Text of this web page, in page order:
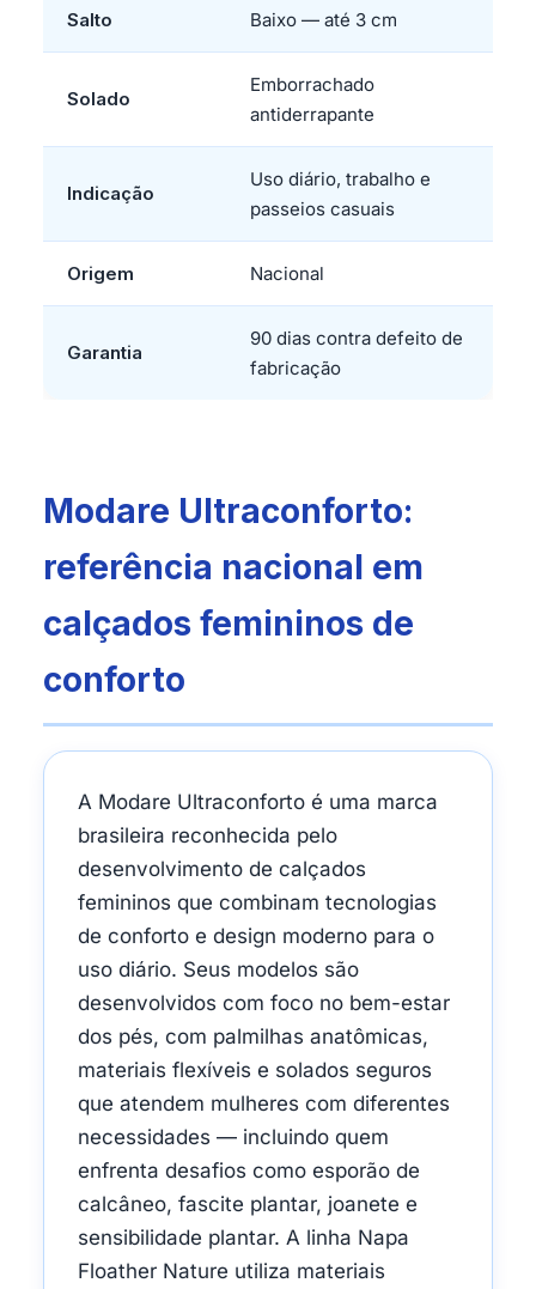
Salto Baixo — até 3 cm
Solado
Emborrachado
antiderrapante
Indicação
Uso diário, trabalho e
passeios casuais
Origem Nacional
Garantia
90 dias contra defeito de
fabricação
Modare Ultraconforto:
referência nacional em
calçados femininos de
conforto
A Modare Ultraconforto é uma marca
brasileira reconhecida pelo
desenvolvimento de calçados
femininos que combinam tecnologias
de conforto e design moderno para o
uso diário. Seus modelos são
desenvolvidos com foco no bem-estar
dos pés, com palmilhas anatômicas,
materiais flexíveis e solados seguros
que atendem mulheres com diferentes
necessidades — incluindo quem
enfrenta desafios como esporão de
calcâneo, fascite plantar, joanete e
sensibilidade plantar. A linha Napa
Floather Nature utiliza materiais